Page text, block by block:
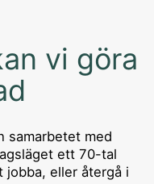
vi göra
samarbetet med
ett 70-tal
eller återgå i